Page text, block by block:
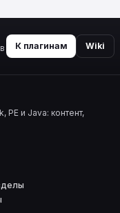
К плагинам Wiki
и Java: контент,